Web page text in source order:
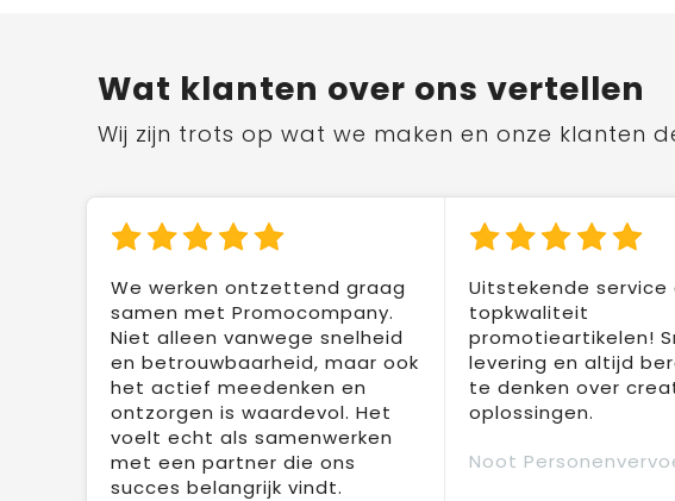
Wat klanten over ons vertellen
Wij zijn trots op wat we maken en onze klanten
We werken ontzettend graag
samen met Promocompany.
Niet alleen vanwege snelheid
en betrouwbaarheid, maar ook
het actief meedenken en
ontzorgen is waardevol. Het
voelt echt als samenwerken
met een partner die ons
succes belangrijk vindt.
Uitstekende service
topkwaliteit
promotieartikelen!
levering en altijd
te denken over
oplossingen.
Noot